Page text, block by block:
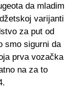
da mladim
varijanti
za put od
smo sigurni da
prva vozačka
na za to